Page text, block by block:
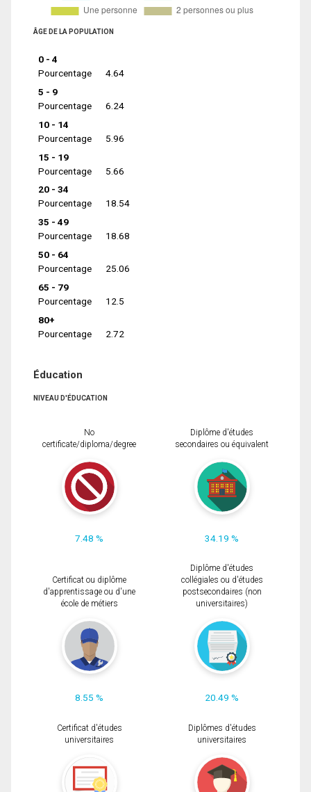
ÂGE DE LA POPULATION
0 - 4
Pourcentage
4.64
5 - 9
Pourcentage
6.24
10 - 14
Pourcentage
5.96
15 - 19
Pourcentage
5.66
20 - 34
Pourcentage
18.54
35 - 49
Pourcentage
18.68
50 - 64
Pourcentage
25.06
65 - 79
Pourcentage
12.5
80+
Pourcentage
2.72
Éducation
NIVEAU D'ÉDUCATION
No
certificate/diploma/degree
7.48 %
Diplôme d'études
secondaires ou équivalent
34.19 %
Certificat ou diplôme
d'apprentissage ou d'une
école de métiers
8.55 %
Diplôme d'études
collégiales ou d'études
postsecondaires (non
universitaires)
20.49 %
Certificat d'études
universitaires
Diplômes d'études
universitaires